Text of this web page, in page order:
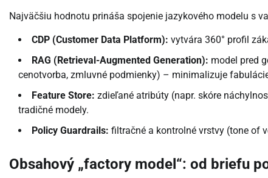
Najväčšiu hodnotu prináša spojenie jazykového modelu s
CDP (Customer Data Platform): vytvára 360° profil
RAG (Retrieval-Augmented Generation): model pred
cenotvorba, zmluvné podmienky) – minimalizuje
Feature Store: zdieľané atribúty (napr. skóre
tradičné modely.
Policy Guardrails: filtračné a kontrolné vrstvy (tone of
Obsahový „factory model“: od briefu